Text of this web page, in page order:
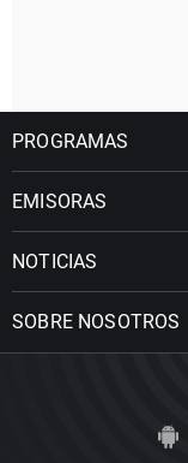
PROGRAMAS
EMISORAS
NOTICIAS
SOBRE NOSOTROS